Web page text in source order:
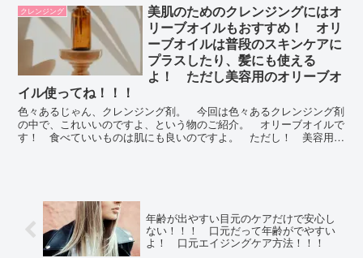
クレンジング
美肌のためのクレンジングにはオ
リーブオイルもおすすめ！ オリ
ーブオイルは普段のスキンケアに
プラスしたり、髪にも使える
よ！ ただし美容用のオリーブオ
イル使ってね！！！
色々あるじゃん、クレンジング剤。 今回は色々あるクレンジング剤
の中で、これいいのですよ、という物のご紹介。 オリーブオイルで
す！ 食べていいものは肌にも良いのですよ。 ただし！ 美容用の
年齢が出やすい目元のケアだけで安心し
ない！！！ 口元だって年齢がでやすい
よ！ 口元エイジングケア方法！！！